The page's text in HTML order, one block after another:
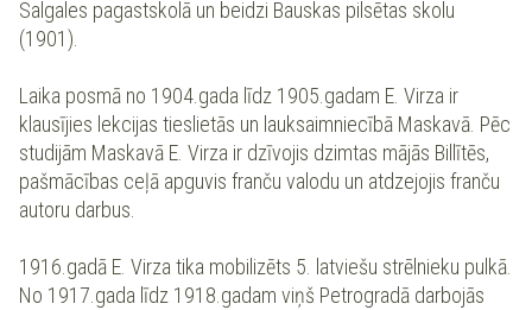
Salgales pagastskolā un beidzi Bauskas pilsētas skolu
(1901).
Laika posmā no 1904.gada līdz 1905.gadam E. Virza ir
klausījies lekcijas tieslietās un lauksaimniecībā Maskavā. Pēc
studijām Maskavā E. Virza ir dzīvojis dzimtas mājās Billītēs,
pašmācības ceļā apguvis franču valodu un atdzejojis franču
autoru darbus.
1916.gadā E. Virza tika mobilizēts 5. latviešu strēlnieku pulkā.
No 1917.gada līdz 1918.gadam viņš Petrogradā darbojās